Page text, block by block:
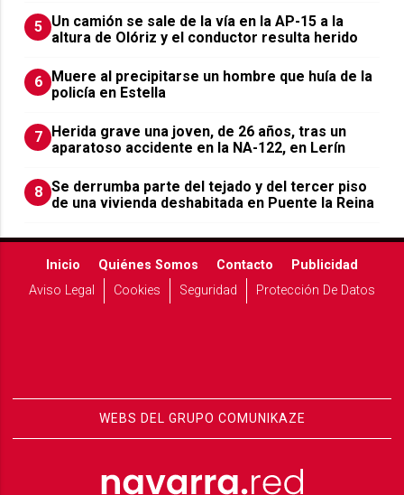
5 Un camión se sale de la vía en la AP-15 a la
altura de Olóriz y el conductor resulta herido
6 Muere al precipitarse un hombre que huía de la
policía en Estella
7 Herida grave una joven, de 26 años, tras un
aparatoso accidente en la NA-122, en Lerín
8 Se derrumba parte del tejado y del tercer piso
de una vivienda deshabitada en Puente la Reina
Inicio Quiénes Somos Contacto
Publicidad
Aviso Legal
Cookies Seguridad Protección De Datos
WEBS DEL GRUPO COMUNIKAZE